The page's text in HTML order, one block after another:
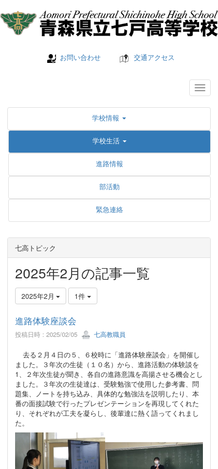
お問い合わせ 交通アクセス
学校情報
学校生活
進路情報
部活動
緊急連絡
七高トピック
2025年2月の記事一覧
2025年2月 1件
進路体験座談会
投稿日時 : 2025/02/05 七高教職員
去る２月４日の５、６校時に「進路体験座談会」を開催し
ました。３年次の生徒（１０名）から、進路活動の体験談を
1、２年次生徒が聞き、各自の進路意識を高揚させる機会とし
ました。３年次の生徒達は、受験勉強で使用した参考書、問
題集、ノートを持ち込み、具体的な勉強法を説明したり、本
番の面接試験で行ったプレゼンテーションを再現してくれた
り、それぞれが工夫を凝らし、後輩達に熱く語ってくれまし
た。